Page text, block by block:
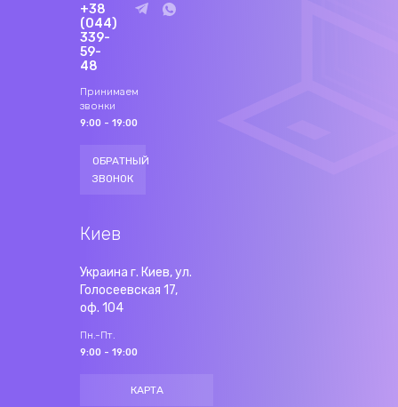
+38
(044)
339-
59-
48
Принимаем
звонки
9:00 - 19:00
ОБРАТНЫЙ
ЗВОНОК
Киев
Украина г. Киев, ул.
Голосеевская 17,
оф. 104
Пн.-Пт.
9:00 - 19:00
КАРТА